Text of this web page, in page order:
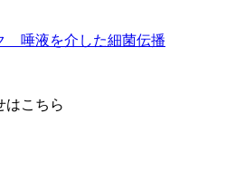
唾液を介した細菌伝播
はこちら